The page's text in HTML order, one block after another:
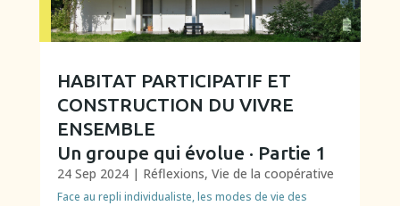
HABITAT PARTICIPATIF ET
CONSTRUCTION DU VIVRE
ENSEMBLE
Un groupe qui évolue · Partie 1
24 Sep 2024| Réflexions, Vie de la coopérative
Face au repli individualiste, les modes de vie des